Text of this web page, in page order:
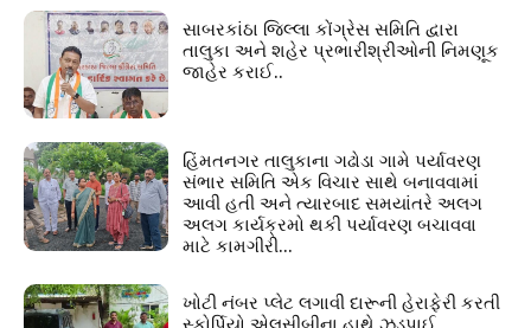
સાબરકાંઠા જિલ્લા કોંગ્રેસ સમિતિ દ્વારા
તાલુકા અને શહેર પ્રભારીશ્રીઓની નિમણૂક
જાહેર કરાઈ..
હિંમતનગર તાલુકાના ગઢોડા ગામે પર્યાવરણ
સંભાર સમિતિ એક વિચાર સાથે બનાવવામાં
આવી હતી અને ત્યારબાદ સમયાંતરે અલગ
અલગ કાર્યક્રમો થકી પર્યાવરણ બચાવવા
માટે કામગીરી...
ખોટી નંબર પ્લેટ લગાવી દારૂની હેરાફેરી કરતી